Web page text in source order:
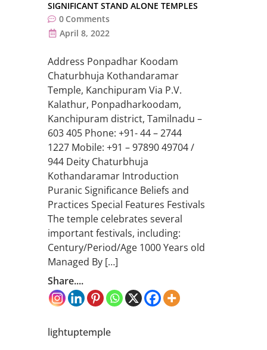
SIGNIFICANT STAND ALONE TEMPLES
0 Comments
April 8, 2022
Address Ponpadhar Koodam
Chaturbhuja Kothandaramar
Temple, Kanchipuram Via P.V.
Kalathur, Ponpadharkoodam,
Kanchipuram district, Tamilnadu –
603 405 Phone: +91- 44 – 2744
1227 Mobile: +91 – 97890 49704 /
944 Deity Chaturbhuja
Kothandaramar Introduction
Puranic Significance Beliefs and
Practices Special Features Festivals
The temple celebrates several
important festivals, including:
Century/Period/Age 1000 Years old
Managed By […]
Share....
lightuptemple